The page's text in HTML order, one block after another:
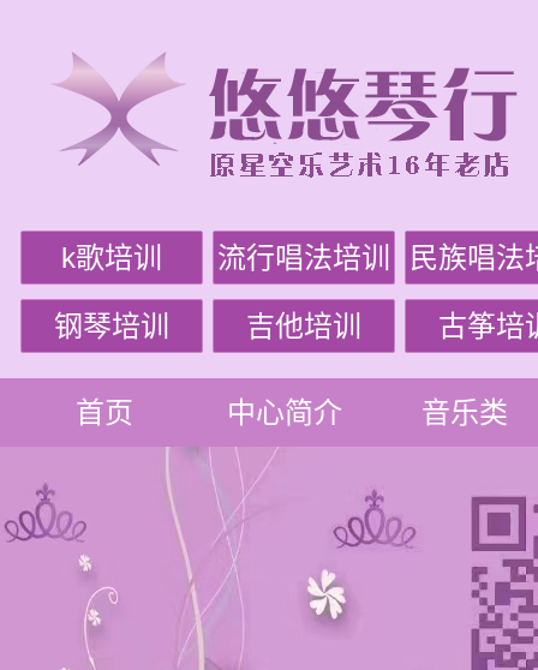
k歌培训 流行唱法培训 民族唱法
钢琴培训 吉他培训 古筝培
首页 中心简介 音乐类